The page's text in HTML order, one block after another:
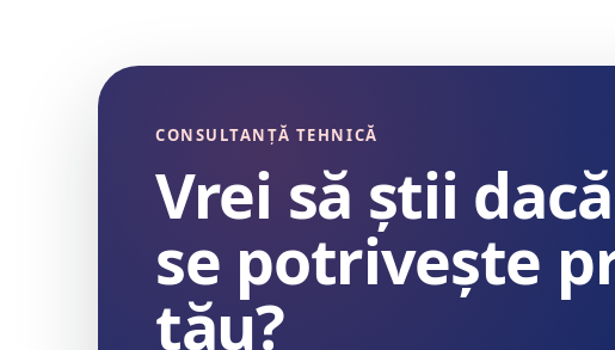
CONSULTANȚĂ TEHNICĂ
Vrei să știi
se potrivește
tău?